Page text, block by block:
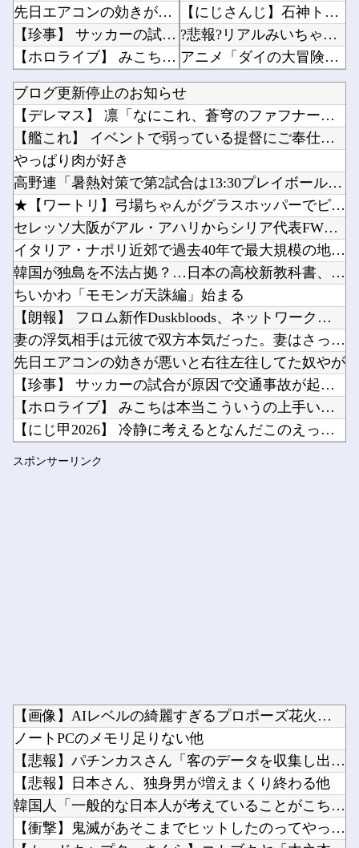
先日エアコンの効きが悪いと右往左往してた奴やが
【珍事】 サッカーの試合が原因で交通事故が起きてしまう。
【ホロライブ】 みこちは本当こういうの上手いなｗｗｗ
【にじ甲2026】 冷静に考えるとなんだこのえっっっな格好は…？
職場の人妻と不倫をして、ついに、、、
【NMB48】 田中美空のミステリー講座まさかの…
Powered by livedoor 相互RSS
【にじさんじ】石神トシカイやるやん他
?悲報?リアルみいちゃん、共産党の街宣で見つかる（※画像あり）他
アニメ「ダイの大冒険」という、100点満点に近い再アニメ化作品ｗｗｗｗ他
『DQ4』、『FF9』みたいな攻撃魔法はこのキャラって決まってるゲームが好き他
【朗報】スティーブ・ジョブズ、鎌倉仏教を発明する他
『ドラクエ9 リメイク』←これDQ12発売前後に出ると思う？他
元ジャンポケ斉藤被告、ガチでぶっ壊れてしまう他
さんま「どこでもドア？あれ不便やで」他
【激安速報】ダイヤモンドの功罪、リアル、ひゃくえむ。などがKindle実質半額になるセール...
【朗報】スト6キャミイ、1/3スケールフィギュアが登場他
【ラブライブ！】ちゅーとりえらいぶのブレードの電池なんだけど他
Powered by livedoor 相互RSS
ブログ更新停止のお知らせ
【デレマス】 凛「なにこれ、蒼穹のファフナー？」モバP「資料...
【艦これ】 イベントで弱っている提督にご奉仕鹿島描いたでち
やっぱり肉が好き
高野連「暑熱対策で第2試合は13:30プレイボールや！」
★【ワートリ】弓場ちゃんがグラスホッパーでピョンピョン飛んで...
セレッソ大阪がアル・アハリからシリア代表FWパブロ・サバック...
イタリア・ナポリ近郊で過去40年で最大規模の地震「M4.7」...
韓国が独島を不法占拠？…日本の高校新教科書、また強引な主張＝...
ちいかわ「モモンガ天誅編」始まる
【朗報】 フロム新作Duskbloods、ネットワークテスト...
妻の浮気相手は元彼で双方本気だった。妻はさっさと家を出て行っ...
先日エアコンの効きが悪いと右往左往してた奴やが
【珍事】 サッカーの試合が原因で交通事故が起きてしまう。
【ホロライブ】 みこちは本当こういうの上手いなｗｗｗ
【にじ甲2026】 冷静に考えるとなんだこのえっっっな格好は...
職場の人妻と不倫をして、ついに、、、
スポンサーリンク
【画像】AIレベルの綺麗すぎるプロポーズ花火が打ち上がる㊗?...
ノートPCのメモリ足りない他
【悲報】パチンカスさん「客のデータを収集し出玉を全て管理。そ...
【悲報】日本さん、独身男が増えまくり終わる他
韓国人「一般的な日本人が考えていることがこちら…」→「えっ？...
【衝撃】鬼滅があそこまでヒットしたのってやっぱ「ノイズ」が一...